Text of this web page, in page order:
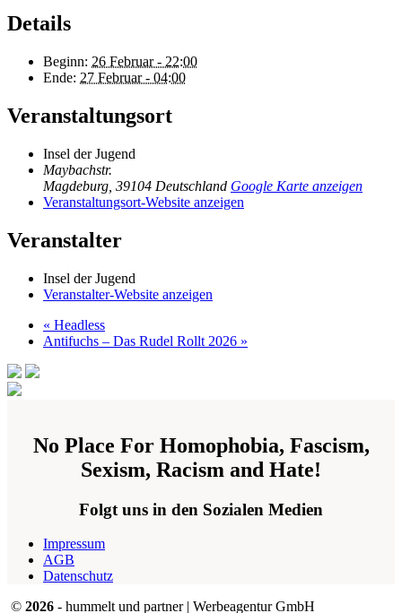
Details
Beginn: 26 Februar - 22:00
Ende: 27 Februar - 04:00
Veranstaltungsort
Insel der Jugend
Maybachstr.
Magdeburg 39104 Deutschland Google Karte anzeigen
Veranstaltungsort-Website anzeigen
Veranstalter
Insel der Jugend
Veranstalter-Website anzeigen
« Headless
Antifuchs – Das Rudel Rollt 2026 »
No Place For Homophobia, Fascism,
Sexism, Racism and Hate!
Folgt uns in den Sozialen Medien
Impressum
AGB
Datenschutz
© 2026 - hummelt und partner | Werbeagentur GmbH